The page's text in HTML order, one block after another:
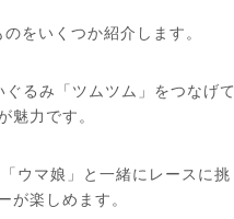
をいくつか紹介します。
るみ「ツムツム」をつなげて
魅力です。
ウマ娘」と一緒にレースに挑
が楽しめます。